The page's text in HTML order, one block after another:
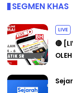
SEGMEN KHAS
LIVE
🔴